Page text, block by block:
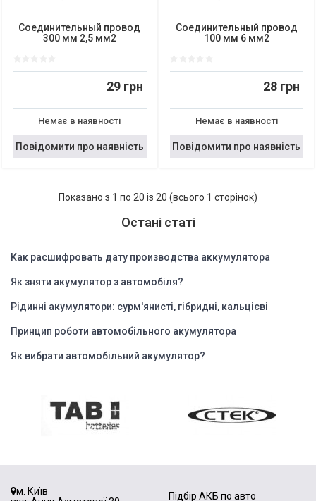
Соединительный провод
300 мм 2,5 мм2
29 грн
Немає в наявності
Повідомити про наявність
Соединительный провод
100 мм 6 мм2
28 грн
Немає в наявності
Повідомити про наявність
Показано з 1 по 20 із 20 (всього 1 сторінок)
Остані статі
Как расшифровать дату производства аккумулятора
Як зняти акумулятор з автомобіля?
Рідинні акумулятори: сурм'янисті, гібридні, кальцієві
Принцип роботи автомобільного акумулятора
Як вибрати автомобільний акумулятор?
м. Київ
Підбір АКБ по авто